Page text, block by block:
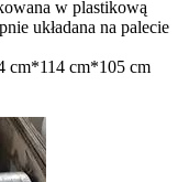
w plastikową
układana na palecie
cm*114 cm*105 cm